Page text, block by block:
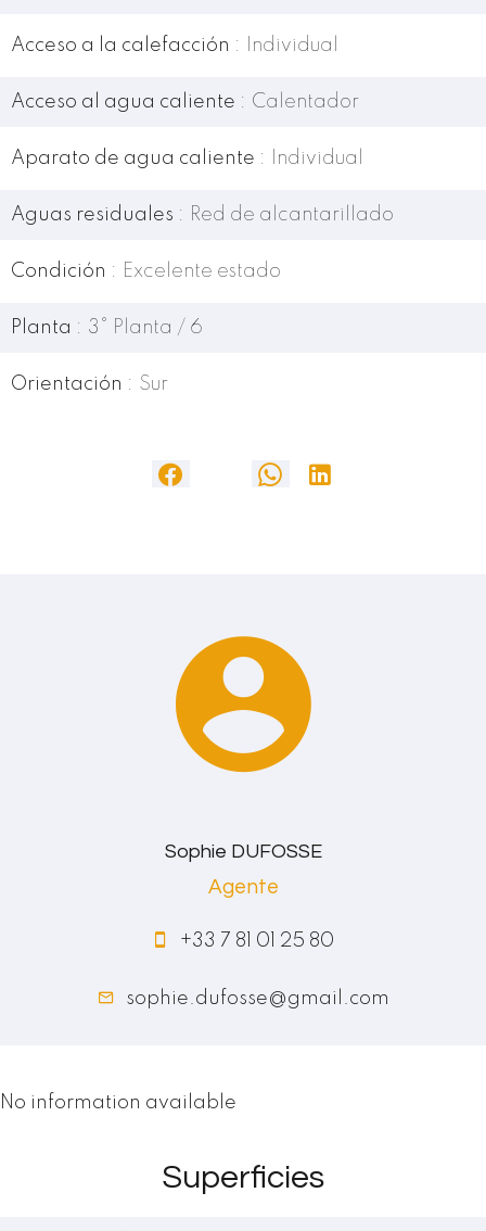
Acceso a la calefacción Individual
Acceso al agua caliente Calentador
Aparato de agua caliente Individual
Aguas residuales Red de alcantarillado
Condición Excelente estado
Planta 3° Planta / 6
Orientación Sur
Sophie DUFOSSE
Agente
+33 7 81 01 25 80
sophie.dufosse@gmail.com
No information available
Superficies